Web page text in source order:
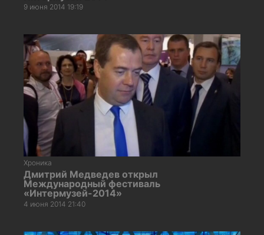
9 июня 2014 19:19
Хроника
Дмитрий Медведев открыл
Международный фестиваль
«Интермузей-2014»
4 июня 2014 21:40